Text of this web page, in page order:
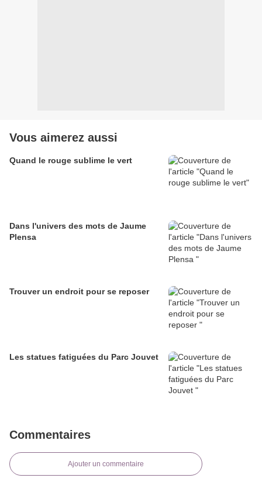
Vous aimerez aussi
Quand le rouge sublime le vert
Dans l'univers des mots de Jaume
Plensa
Trouver un endroit pour se reposer
Les statues fatiguées du Parc Jouvet
Commentaires
Ajouter un commentaire